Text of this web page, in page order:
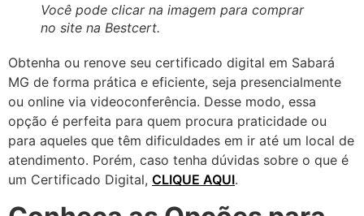
Você pode clicar na imagem para comprar
no site na Bestcert.
Obtenha ou renove seu certificado digital em Sabará
MG de forma prática e eficiente, seja presencialmente
ou online via videoconferência. Desse modo, essa
opção é perfeita para quem procura praticidade ou
para aqueles que têm dificuldades em ir até um local de
atendimento. Porém, caso tenha dúvidas sobre o que é
um Certificado Digital, CLIQUE AQUI.